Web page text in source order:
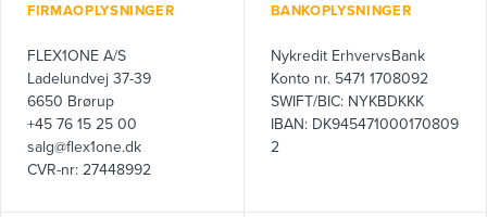
FIRMAOPLYSNINGER
FLEX1ONE A/S
Ladelundvej 37-39
6650 Brørup
+45 76 15 25 00
salg@flex1one.dk
CVR-nr: 27448992
BANKOPLYSNINGER
Nykredit ErhvervsBank
Konto nr. 5471 1708092
SWIFT/BIC: NYKBDKKK
IBAN: DK945471000170809
2